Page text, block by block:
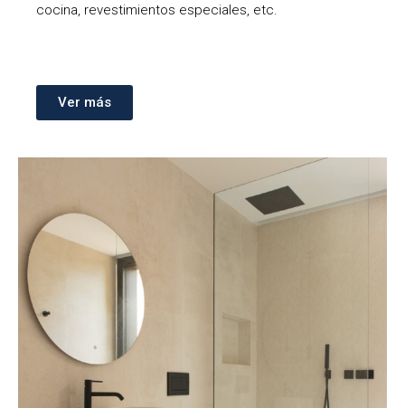
cocina, revestimientos especiales, etc.
Ver más